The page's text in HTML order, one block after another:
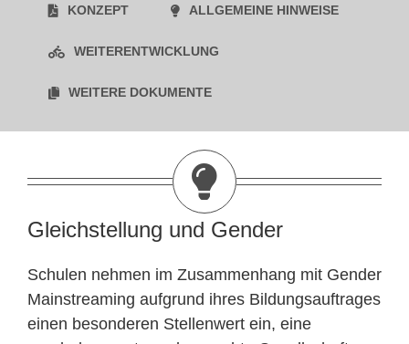
KONZEPT ALLGEMEINE HINWEISE
WEITERENTWICKLUNG
WEITERE DOKUMENTE
Gleichstellung und Gender
Schulen nehmen im Zusammenhang mit Gender
Mainstreaming aufgrund ihres Bildungsauftrages
einen besonderen Stellenwert ein, eine